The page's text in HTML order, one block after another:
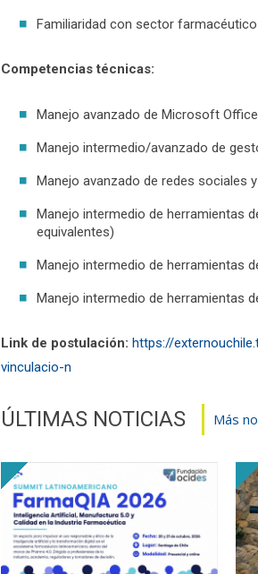
Familiaridad con sector
Competencias técnicas:
Manejo avanzado de Microsoft
Manejo intermedio/avanzado de
Manejo avanzado de redes sociales
Manejo intermedio de herramientas
equivalentes)
Manejo intermedio de herramientas
Manejo intermedio de herramientas
Link de postulación: https://
vinculacio-n
ÚLTIMAS NOTICIAS Más